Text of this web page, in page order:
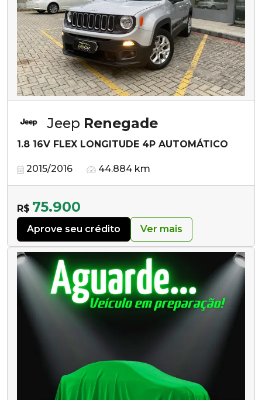
Jeep Renegade
1.8 16V FLEX LONGITUDE 4P AUTOMÁTICO
2015/2016 44.884 km
R$ 75.900
Aprove seu crédito Ver mais